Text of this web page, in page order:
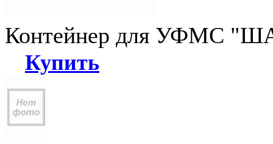
Контейнер для УФМС
Купить